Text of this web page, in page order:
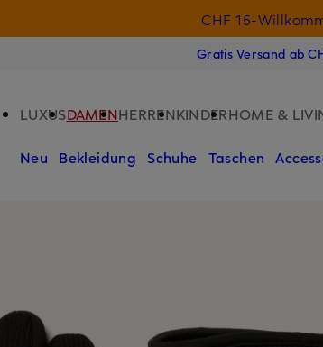
CHF 15-
Gratis Versand ab
LUXUSDAMENHERRENKINDERHOME &
Neu Bekleidung Schuhe Taschen